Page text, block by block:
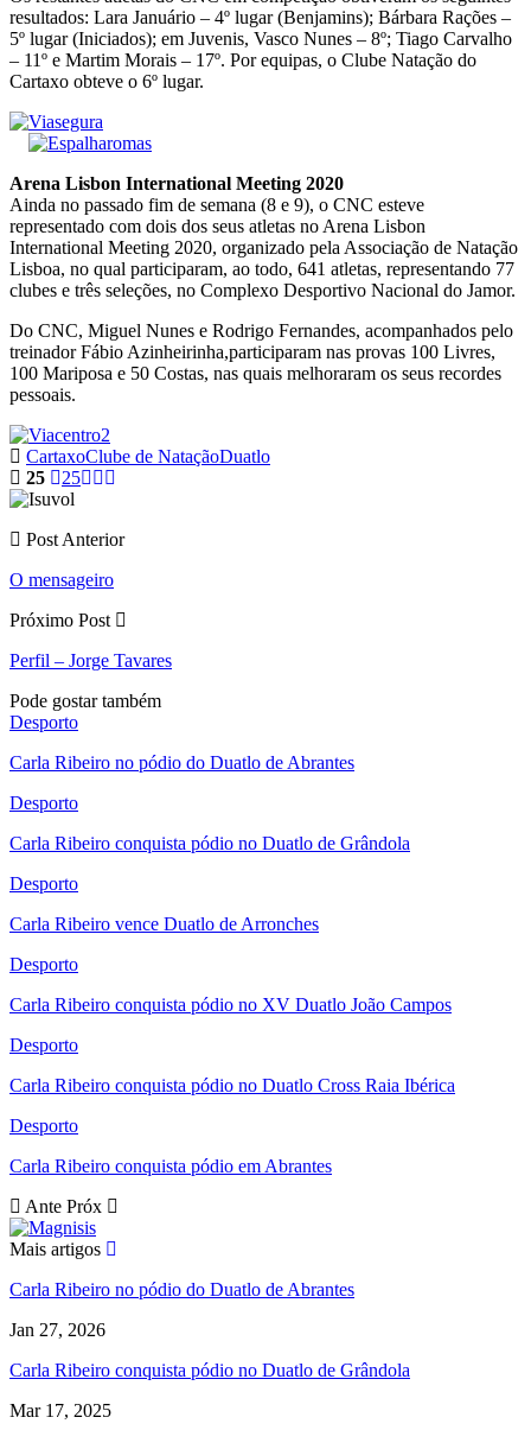
resultados: Lara Januário – 4º lugar (Benjamins); Bárbara Rações –
5º lugar (Iniciados); em Juvenis, Vasco Nunes – 8º; Tiago Carvalho
– 11º e Martim Morais – 17º. Por equipas, o Clube Natação do
Cartaxo obteve o 6º lugar.
Arena Lisbon International Meeting 2020
Ainda no passado fim de semana (8 e 9), o CNC esteve
representado com dois dos seus atletas no Arena Lisbon
International Meeting 2020, organizado pela Associação de Natação
Lisboa, no qual participaram, ao todo, 641 atletas, representando 77
clubes e três seleções, no Complexo Desportivo Nacional do Jamor.
Do CNC, Miguel Nunes e Rodrigo Fernandes, acompanhados pelo
treinador Fábio Azinheirinha,participaram nas provas 100 Livres,
100 Mariposa e 50 Costas, nas quais melhoraram os seus recordes
pessoais.
CartaxoClube de NataçãoDuatlo
25
25
Post Anterior
O mensageiro
Próximo Post
Perfil – Jorge Tavares
Pode gostar também
Desporto
Carla Ribeiro no pódio do Duatlo de Abrantes
Desporto
Carla Ribeiro conquista pódio no Duatlo de Grândola
Desporto
Carla Ribeiro vence Duatlo de Arronches
Desporto
Carla Ribeiro conquista pódio no XV Duatlo João Campos
Desporto
Carla Ribeiro conquista pódio no Duatlo Cross Raia Ibérica
Desporto
Carla Ribeiro conquista pódio em Abrantes
Ante Próx
Mais artigos
Carla Ribeiro no pódio do Duatlo de Abrantes
Jan 27, 2026
Carla Ribeiro conquista pódio no Duatlo de Grândola
Mar 17, 2025